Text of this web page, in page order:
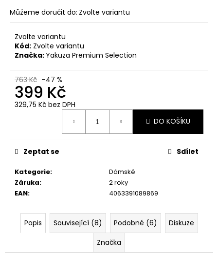
Můžeme doručit do: Zvolte variantu
Zvolte variantu
Kód: Zvolte variantu
Značka:Yakuza Premium Selection
763 Kč –47 %
399 Kč
329,75 Kč bez DPH
DO KOŠÍKU
Kategorie:
Dámské
Záruka:
2 roky
EAN: 4063391089869
Zeptat se Sdílet
Popis Související (8) Podobné (6)
Diskuze
Značka
m
e
PÁNSKÉ
OLIVOVÉ
TRIČKO
YAKUZA
PREMIUM
BL-
204
848
Kč